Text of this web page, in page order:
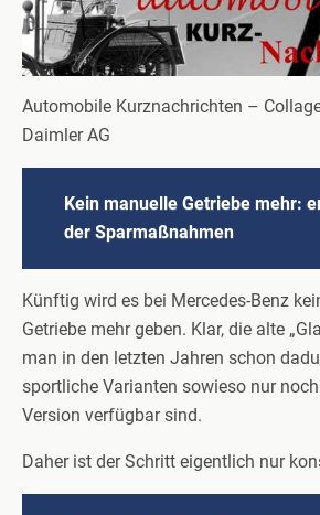
Automobile Kurznachrichten –
Daimler AG
Kein manuelle Getriebe mehr:
der Sparmaßnahmen
Künftig wird es bei Mercedes-Benz
Getriebe mehr geben. Klar, die alte
man in den letzten Jahren schon
sportliche Varianten sowieso nur
Version verfügbar sind.
Daher ist der Schritt eigentlich nur